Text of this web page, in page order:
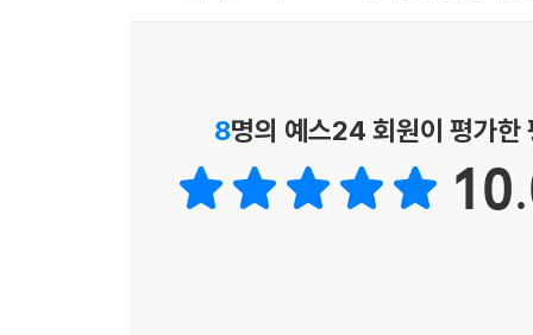
앞에서 학습한 전략 및 풀이법을 유형별 문제에
3단계) 실전모의고사 4회분 풀이
8명의 예스24 회원이 평가한